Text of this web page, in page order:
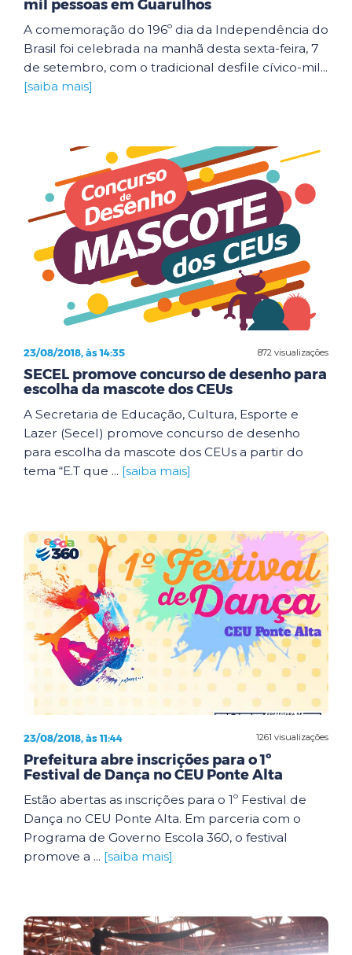
mil pessoas em Guarulhos
A comemoração do 196º dia da Independência do
Brasil foi celebrada na manhã desta sexta-feira, 7
de setembro, com o tradicional desfile cívico-mil...
[saiba mais]
872 visualizações
23/08/2018, às 14:35
SECEL promove concurso de desenho para
escolha da mascote dos CEUs
A Secretaria de Educação, Cultura, Esporte e
Lazer (Secel) promove concurso de desenho
para escolha da mascote dos CEUs a partir do
tema “E.T que ... [saiba mais]
1261 visualizações
23/08/2018, às 11:44
Prefeitura abre inscrições para o 1º
Festival de Dança no CEU Ponte Alta
Estão abertas as inscrições para o 1º Festival de
Dança no CEU Ponte Alta. Em parceria com o
Programa de Governo Escola 360, o festival
promove a ... [saiba mais]